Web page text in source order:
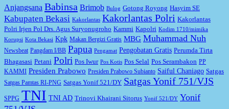
Anjangsana Babinsa Brimob Bulog Gotong Royong Hasyim SE
Kabupaten Bekasi Kakorlantas Kakorlantas Polri Kakorlantas
Polri Irjen Pol Drs. Agus Suryonugroho Kammi Kapolri Kodim 1710/mimika
Korupsi Kota Bekasi Kpk Makan Bergizi Gratis MBG Muhammad Nuh
Newsbeat Pangdam I/BB Papua Pengamat Pengobatan Gratis Perumda Tirta
Bhagasasi Petani Polri Pos Iwur Pos Kotis Pos Selal Pos Serambakon PP
KAMMI Presiden Prabowo Presiden Prabowo Subianto Saiful Chaniago Satgas
Satgas Pamtas RI-PNG Satgas Yonif 521/DY Satgas Yonif 751/VJS
SPPG TNI TNI AD Trinovi Khairani Sitorus Yonif 521/DY Yonif